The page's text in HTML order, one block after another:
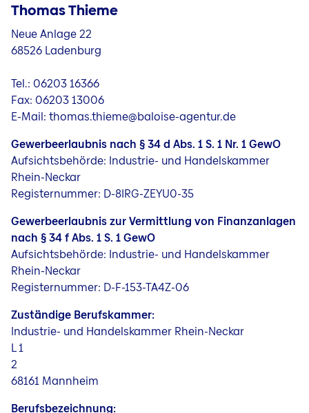
Jobs
Thomas Thieme
Neue Anlage 22
68526 Ladenburg
Tel.: 06203 16366
Fax: 06203 13006
E-Mail: thomas.thieme@baloise-agentur.de
Gewerbeerlaubnis nach § 34 d Abs. 1 S. 1 Nr. 1 GewO
Aufsichtsbehörde: Industrie- und Handelskammer
Rhein-Neckar
Registernummer: D-8IRG-ZEYU0-35
Gewerbeerlaubnis zur Vermittlung von Finanzanlagen
nach § 34 f Abs. 1 S. 1 GewO
Aufsichtsbehörde: Industrie- und Handelskammer
Rhein-Neckar
Registernummer: D-F-153-TA4Z-06
Zuständige Berufskammer:
Industrie- und Handelskammer Rhein-Neckar
L 1
2
68161 Mannheim
Berufsbezeichnung: